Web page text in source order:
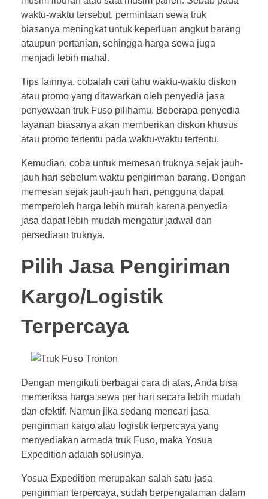
waktu-waktu tersebut, permintaan sewa truk
biasanya meningkat untuk keperluan angkut barang
ataupun pertanian, sehingga harga sewa juga
menjadi lebih mahal.
Tips lainnya, cobalah cari tahu waktu-waktu diskon
atau promo yang ditawarkan oleh penyedia jasa
penyewaan truk Fuso pilihamu. Beberapa penyedia
layanan biasanya akan memberikan diskon khusus
atau promo tertentu pada waktu-waktu tertentu.
Kemudian, coba untuk memesan truknya sejak jauh-
jauh hari sebelum waktu pengiriman barang. Dengan
memesan sejak jauh-jauh hari, pengguna dapat
memperoleh harga lebih murah karena penyedia
jasa dapat lebih mudah mengatur jadwal dan
persediaan truknya.
Pilih Jasa Pengiriman
Kargo/Logistik
Terpercaya
Dengan mengikuti berbagai cara di atas, Anda bisa
memeriksa harga sewa per hari secara lebih mudah
dan efektif. Namun jika sedang mencari jasa
pengiriman kargo atau logistik terpercaya yang
menyediakan armada truk Fuso, maka Yosua
Expedition adalah solusinya.
Yosua Expedition merupakan salah satu jasa
pengiriman terpercaya, sudah berpengalaman dalam